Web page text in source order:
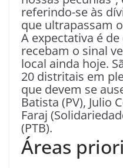
referindo-se às
que ultrapassam
A expectativa é
recebam o sinal
local ainda hoje.
20 distritais em
que devem se
Batista (PV), Julio
Faraj
(PTB).
Áreas